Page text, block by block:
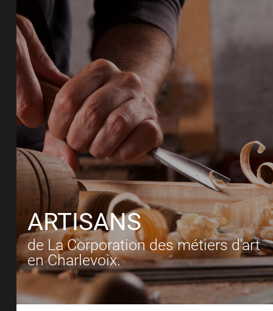
ARTISANS
de La Corporation des métiers d'art
en Charlevoix.